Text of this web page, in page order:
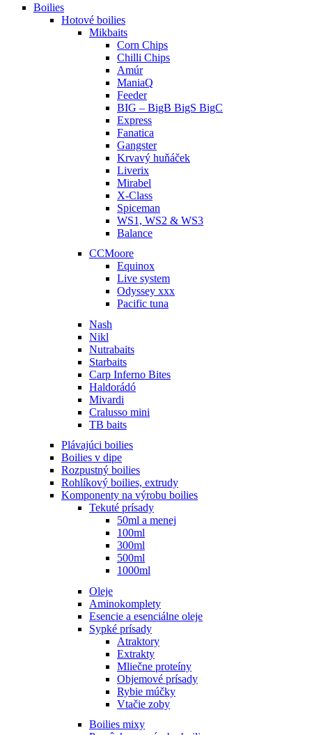
Boilies
Hotové boilies
Mikbaits
Corn Chips
Chilli Chips
Amúr
ManiaQ
Feeder
BIG – BigB BigS BigC
Express
Fanatica
Gangster
Krvavý huňáček
Liverix
Mirabel
X-Class
Spiceman
WS1, WS2 & WS3
Balance
CCMoore
Equinox
Live system
Odyssey xxx
Pacific tuna
Nash
Nikl
Nutrabaits
Starbaits
Carp Inferno Bites
Haldorádó
Mivardi
Cralusso mini
TB baits
Plávajúci boilies
Boilies v dipe
Rozpustný boilies
Rohlíkový boilies, extrudy
Komponenty na výrobu boilies
Tekuté prísady
50ml a menej
100ml
300ml
500ml
1000ml
Oleje
Aminokomplety
Esencie a esenciálne oleje
Sypké prísady
Atraktory
Extrakty
Mliečne proteíny
Objemové prísady
Rybie múčky
Vtačie zoby
Boilies mixy